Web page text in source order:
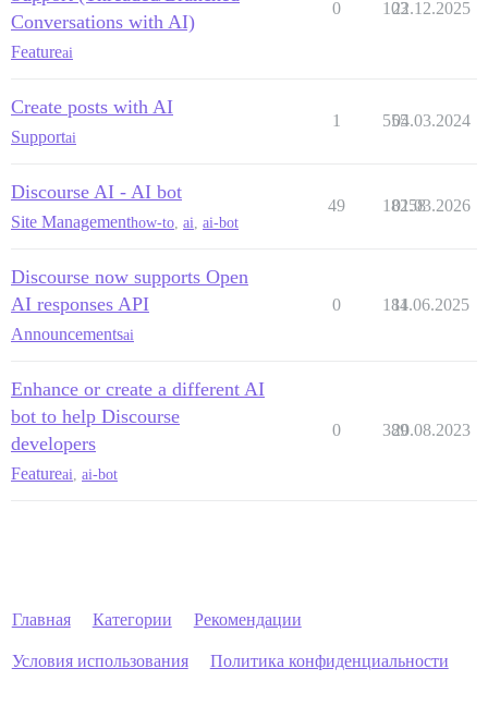
Conversations with AI)
Featureai
0 103
22.12.2025
Create posts with AI
Supportai
1 555
04.03.2024
Discourse AI - AI bot
Site Managementhow-to ai ai-bot
49 18258
01.03.2026
Discourse now supports Open
AI responses API
Announcementsai
0 184
11.06.2025
Enhance or create a different AI
bot to help Discourse
developers
Featureai ai-bot
0 389
20.08.2023
Главная Категории Рекомендации
Условия использования Политика конфиденциальности